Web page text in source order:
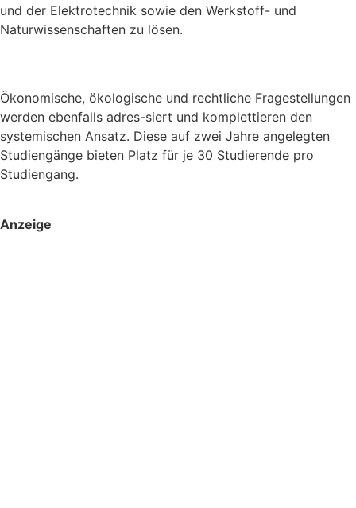
und der Elektrotechnik sowie den Werkstoff- und
Naturwissenschaften zu lösen.
Ökonomische, ökologische und rechtliche Fragestellungen
werden ebenfalls adres-siert und komplettieren den
systemischen Ansatz. Diese auf zwei Jahre angelegten
Studiengänge bieten Platz für je 30 Studierende pro
Studiengang.
Anzeige